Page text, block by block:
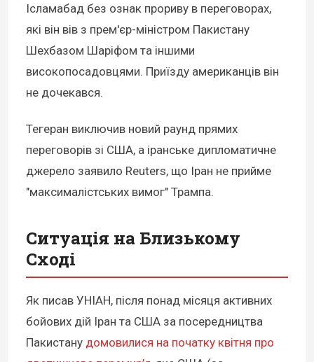
Ісламабад без ознак прориву в переговорах,
які він вів з прем'єр-міністром Пакистану
Шехбазом Шаріфом та іншими
високопосадовцями. Приїзду американців він
не дочекався.
Тегеран виключив новий раунд прямих
переговорів зі США, а іранське дипломатичне
джерело заявило Reuters, що Іран не прийме
"максималістських вимог" Трампа.
Ситуація на Близькому
Сході
Як писав УНІАН, після понад місяця активних
бойових дій Іран та США за посередництва
Пакистану домовилися на початку квітня про